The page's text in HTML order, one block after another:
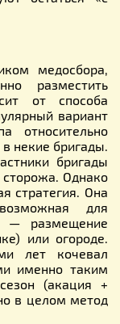
медосбора,
разместить
от способа
вариант
относительно
некие бригады.
бригады
Однако
стратегия. Она
для
— размещение
или огороде.
лет кочевал
именно таким
(акация +
в целом метод